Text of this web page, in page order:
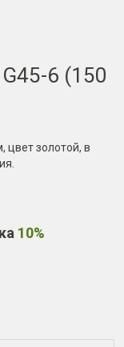
6 (150
цвет золотой, в
10%